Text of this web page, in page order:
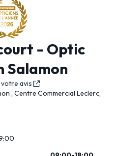
- Optic
Salamon
avis
, Centre Commercial Leclerc,